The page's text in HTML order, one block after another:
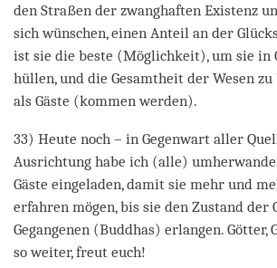
den Straßen der zwanghaften Existenz
sich wünschen, einen Anteil an der
ist sie die beste (Möglichkeit), um sie in
hüllen, und die Gesamtheit der Wesen
als Gäste (kommen werden).
33) Heute noch – in Gegenwart aller
Ausrichtung habe ich (alle)
Gäste eingeladen, damit sie mehr und
erfahren mögen, bis sie den Zustand der
Gegangenen (Buddhas) erlangen. Götter,
so weiter, freut euch!